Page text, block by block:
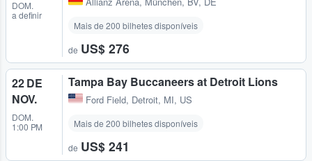
DOM.
a definir
Mais de 200 bilhetes disponíveis
de US$ 276
22 DE
NOV.
DOM.
1:00 PM
Tampa Bay Buccaneers at Detroit Lions
Ford Field, Detroit, MI, US
Mais de 200 bilhetes disponíveis
de US$ 241